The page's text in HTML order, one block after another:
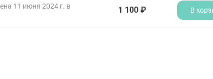
11 июня 2024 г. в
1 100 ₽ В